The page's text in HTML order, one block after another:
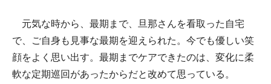
元気な時から、最期まで、旦那さんを看取った自宅
で、ご自身も見事な最期を迎えられた。今でも優しい笑
顔をよく思い出す。最期までケアできたのは、変化に柔
軟な定期巡回があったからだと改めて思っている。